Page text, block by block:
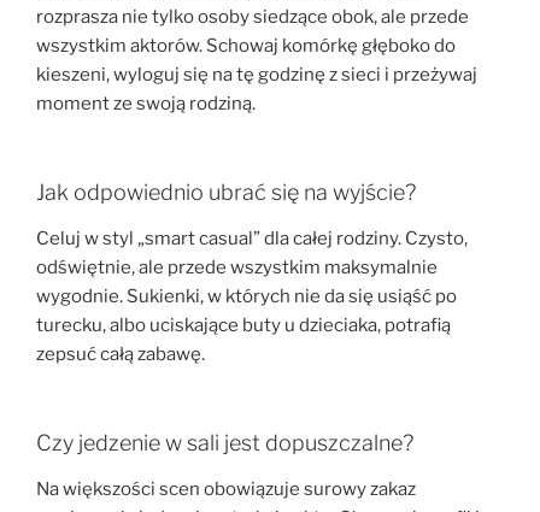
rozprasza nie tylko osoby siedzące obok, ale przede
wszystkim aktorów. Schowaj komórkę głęboko do
kieszeni, wyloguj się na tę godzinę z sieci i przeżywaj
moment ze swoją rodziną.
Jak odpowiednio ubrać się na wyjście?
Celuj w styl „smart casual” dla całej rodziny. Czysto,
odświętnie, ale przede wszystkim maksymalnie
wygodnie. Sukienki, w których nie da się usiąść po
turecku, albo uciskające buty u dzieciaka, potrafią
zepsuć całą zabawę.
Czy jedzenie w sali jest dopuszczalne?
Na większości scen obowiązuje surowy zakaz